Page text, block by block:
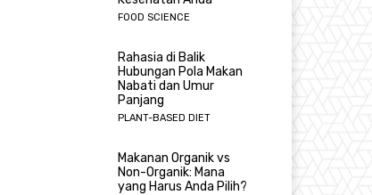
FOOD SCIENCE
Rahasia di Balik
Hubungan Pola Makan
Nabati dan Umur
Panjang
PLANT-BASED DIET
Makanan Organik vs
Non-Organik: Mana
yang Harus Anda Pilih?